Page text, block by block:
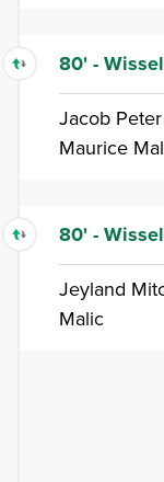
80' -
Jacob
Maurice
80' -
Jeyland
Malic